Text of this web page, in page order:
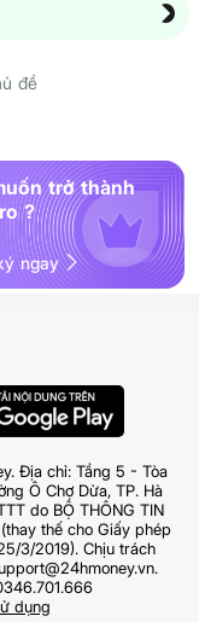
đề
trở thành
?
ngay
Địa chỉ: Tầng 5 - Tòa
Ô Chợ Dừa, TP. Hà
do BỘ THÔNG TIN
thế cho Giấy phép
3/2019). Chịu trách
dụng